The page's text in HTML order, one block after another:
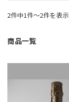
2件中1件〜2件を表示
商品一覧